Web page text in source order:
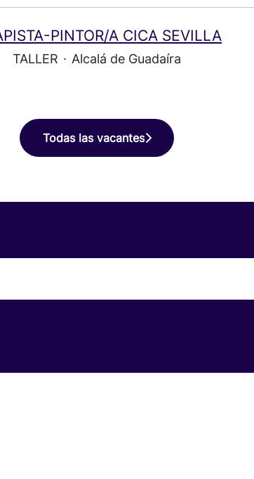
PINTOR/A CICA SEVILLA
TALLER · Alcalá de Guadaíra
Todas las vacantes